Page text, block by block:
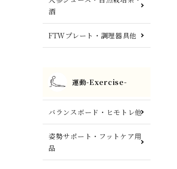
酒
FTWプレート・調理器具他
運動-Exercise-
バランスボード・ヒモトレ他
姿勢サポート・フットケア用
品